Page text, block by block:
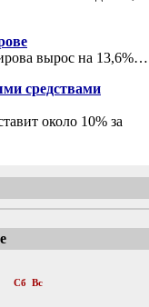
вырос на 13,6%…
средствами
около 10% за
Сб Вс